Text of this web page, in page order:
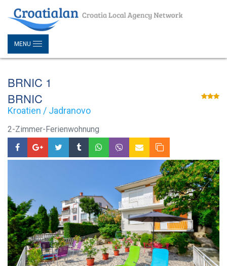
MENU
BRNIC 1
BRNIC
Kroatien / Jadranovo
2-Zimmer-Ferienwohnung